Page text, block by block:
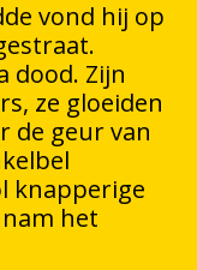
vond hij op
dood. Zijn
ze gloeiden
de geur van
knapperige
het